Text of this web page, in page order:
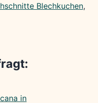
Blechkuchen